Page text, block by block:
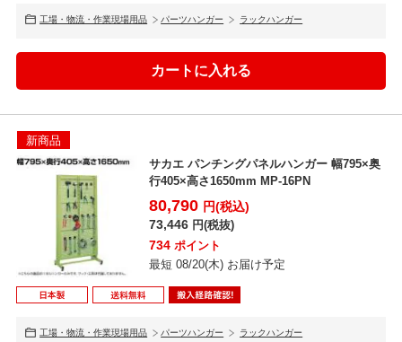
工場・物流・作業現場用品 パーツハンガー ラックハンガー
新商品
サカエ パンチングパネルハンガー 幅795×奥
行405×高さ1650mm MP-16PN
80,790 円(税込)
73,446 円(税抜)
734 ポイント
最短 08/20(木) お届け予定
工場・物流・作業現場用品 パーツハンガー ラックハンガー